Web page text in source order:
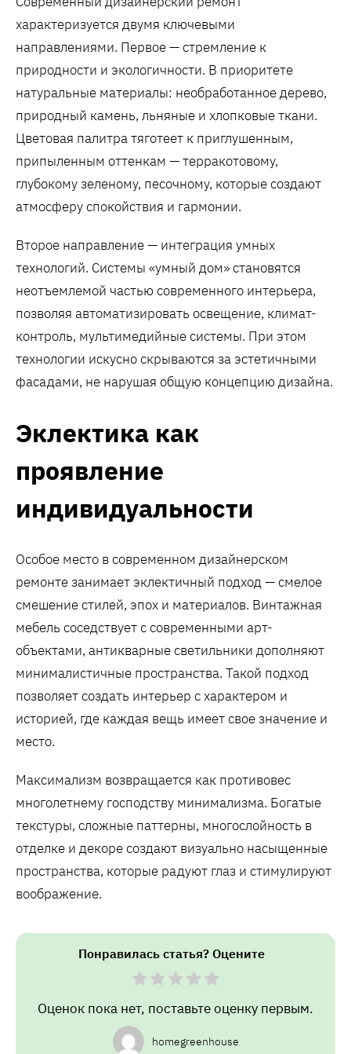
характеризуется двумя ключевыми
направлениями. Первое — стремление к
природности и экологичности. В приоритете
натуральные материалы: необработанное дерево,
природный камень, льняные и хлопковые ткани.
Цветовая палитра тяготеет к приглушенным,
припыленным оттенкам — терракотовому,
глубокому зеленому, песочному, которые создают
атмосферу спокойствия и гармонии.
Второе направление — интеграция умных
технологий. Системы «умный дом» становятся
неотъемлемой частью современного интерьера,
позволяя автоматизировать освещение, климат-
контроль, мультимедийные системы. При этом
технологии искусно скрываются за эстетичными
фасадами, не нарушая общую концепцию дизайна.
Эклектика как
проявление
индивидуальности
Особое место в современном дизайнерском
ремонте занимает эклектичный подход — смелое
смешение стилей, эпох и материалов. Винтажная
мебель соседствует с современными арт-
объектами, антикварные светильники дополняют
минималистичные пространства. Такой подход
позволяет создать интерьер с характером и
историей, где каждая вещь имеет свое значение и
место.
Максимализм возвращается как противовес
многолетнему господству минимализма. Богатые
текстуры, сложные паттерны, многослойность в
отделке и декоре создают визуально насыщенные
пространства, которые радуют глаз и стимулируют
воображение.
Понравилась статья? Оцените
Оценок пока нет, поставьте оценку первым.
homegreenhouse